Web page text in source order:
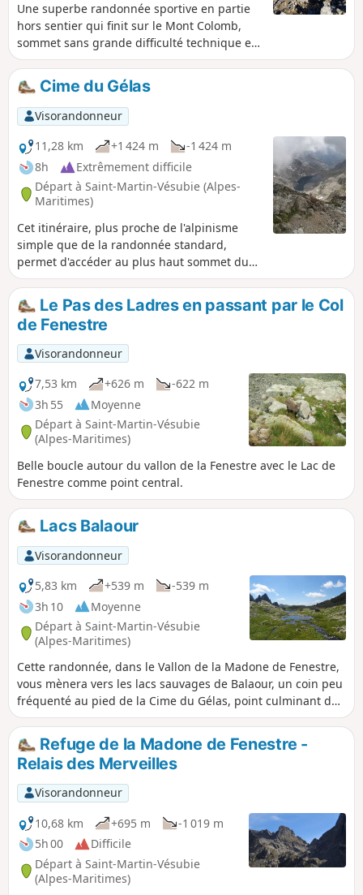
Une superbe randonnée sportive en partie
hors sentier qui finit sur le Mont Colomb,
sommet sans grande difficulté technique et
offrant une vue panoramique sur le Gelas,
Malédie, le Lac Long et d'autres sommets de
la Vésubie environnants.
Cime du Gélas
Visorandonneur
11,28 km
+1 424 m
-1 424 m
8h
Extrêmement difficile
Départ à Saint-Martin-Vésubie (Alpes-
Maritimes)
Cet itinéraire, plus proche de l'alpinisme
simple que de la randonnée standard,
permet d'accéder au plus haut sommet du
Mercantour. Du sommet, panorama
exceptionnel sur les massifs environnants et
vue sur la mer, jusqu'à la Corse par temps
clair. La montée proposée se fait par le collet
Saint-Robert et l'arête Ouest-Sud-Ouest pour
redescendre par l'arête Nord- Est et le
balcon du Gélas.
Le Pas des Ladres en passant par le Col
de Fenestre
Visorandonneur
7,53 km
+626 m
-622 m
3h 55
Moyenne
Départ à Saint-Martin-Vésubie
(Alpes-Maritimes)
Belle boucle autour du vallon de la Fenestre avec le Lac de
Fenestre comme point central.
Lacs Balaour
Visorandonneur
5,83 km
+539 m
-539 m
3h 10
Moyenne
Départ à Saint-Martin-Vésubie
(Alpes-Maritimes)
Cette randonnée, dans le Vallon de la Madone de Fenestre,
vous mènera vers les lacs sauvages de Balaour, un coin peu
fréquenté au pied de la Cime du Gélas, point culminant du
Mercantour. Ces lacs sont alimentés par la fameuse Vésubie
qui prend sa source quelques 300m plus haut, au Lac
Blanc.Refuge de la Madone de Fenestre -
Relais des Merveilles
Visorandonneur
10,68 km
+695 m
-1 019 m
5h 00
Difficile
Départ à Saint-Martin-Vésubie
(Alpes-Maritimes)